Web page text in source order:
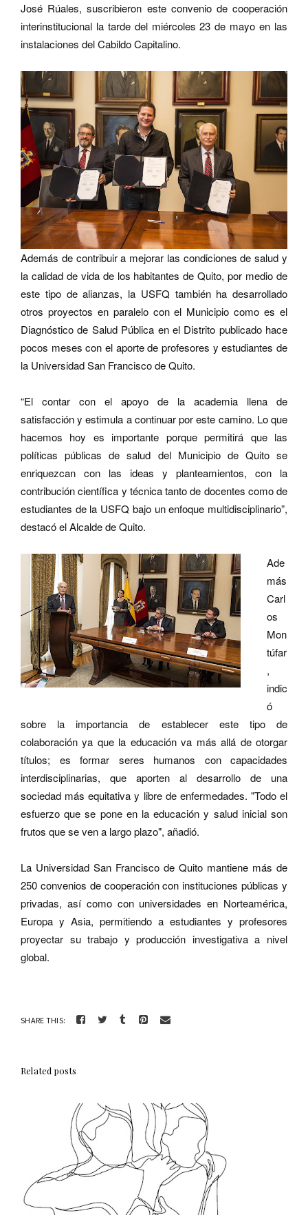
José Rúales, suscribieron este convenio de cooperación
interinstitucional la tarde del miércoles 23 de mayo en las
instalaciones del Cabildo Capitalino.
Además de contribuir a mejorar las condiciones de salud y
la calidad de vida de los habitantes de Quito, por medio de
este tipo de alianzas, la USFQ también ha desarrollado
otros proyectos en paralelo con el Municipio como es el
Diagnóstico de Salud Pública en el Distrito publicado hace
pocos meses con el aporte de profesores y estudiantes de
la Universidad San Francisco de Quito.
“El contar con el apoyo de la academia llena de
satisfacción y estimula a continuar por este camino. Lo que
hacemos hoy es importante porque permitirá que las
políticas públicas de salud del Municipio de Quito se
enriquezcan con las ideas y planteamientos, con la
contribución científica y técnica tanto de docentes como de
estudiantes de la USFQ bajo un enfoque multidisciplinario”,
destacó el Alcalde de Quito.
Ade
más
Carl
os
Mon
túfar
,
indic
ó
sobre la importancia de establecer este tipo de
colaboración ya que la educación va más allá de otorgar
títulos; es formar seres humanos con capacidades
interdisciplinarias, que aporten al desarrollo de una
sociedad más equitativa y libre de enfermedades. "Todo el
esfuerzo que se pone en la educación y salud inicial son
frutos que se ven a largo plazo", añadió.
La Universidad San Francisco de Quito mantiene más de
250 convenios de cooperación con instituciones públicas y
privadas, así como con universidades en Norteamérica,
Europa y Asia, permitiendo a estudiantes y profesores
proyectar su trabajo y producción investigativa a nivel
global.
SHARE THIS:
Related posts